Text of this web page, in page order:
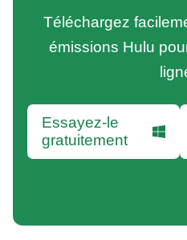
Téléchargez
émissions Hulu
Essayez-le
gratuitement